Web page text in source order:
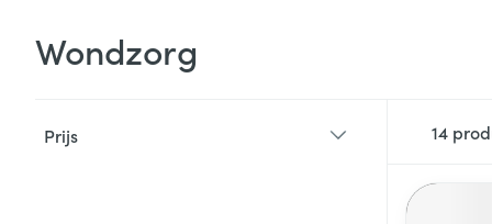
Wondzorg
Prijs
14